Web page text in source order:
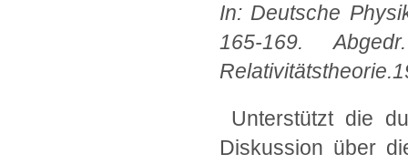
In: Deutsche
165-169.
Unterstützt die
Diskussion über